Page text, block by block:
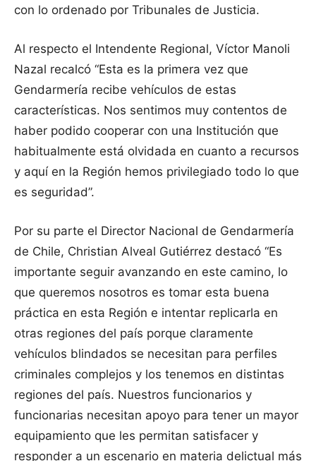
con lo ordenado por Tribunales de Justicia.
Al respecto el Intendente Regional, Víctor Manoli
Nazal recalcó “Esta es la primera vez que
Gendarmería recibe vehículos de estas
características. Nos sentimos muy contentos de
haber podido cooperar con una Institución que
habitualmente está olvidada en cuanto a recursos
y aquí en la Región hemos privilegiado todo lo que
es seguridad”.
Por su parte el Director Nacional de Gendarmería
de Chile, Christian Alveal Gutiérrez destacó “Es
importante seguir avanzando en este camino, lo
que queremos nosotros es tomar esta buena
práctica en esta Región e intentar replicarla en
otras regiones del país porque claramente
vehículos blindados se necesitan para perfiles
criminales complejos y los tenemos en distintas
regiones del país. Nuestros funcionarios y
funcionarias necesitan apoyo para tener un mayor
equipamiento que les permitan satisfacer y
responder a un escenario en materia delictual más